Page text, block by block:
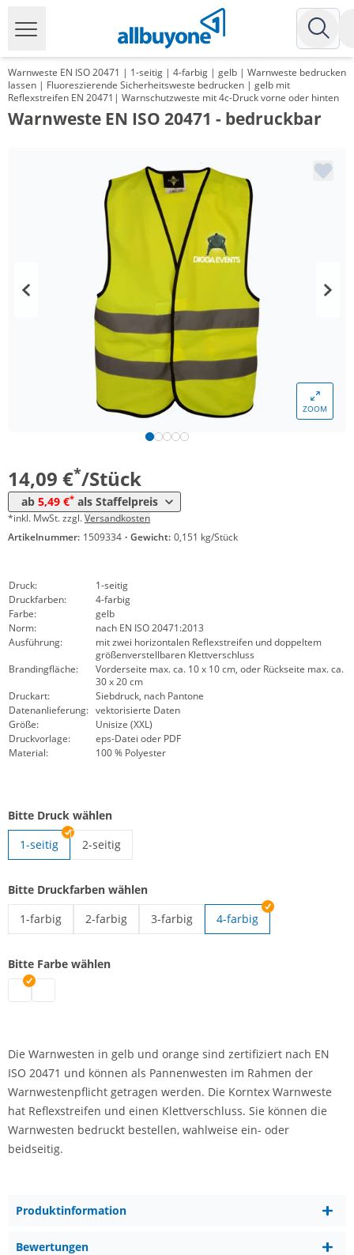
Warnweste EN ISO 20471 | 1-seitig | 4-farbig | gelb | Warnweste bedrucken
lassen | Fluoreszierende Sicherheitsweste bedrucken | gelb mit
Reflexstreifen EN 20471| Warnschutzweste mit 4c-Druck vorne oder hinten
Warnweste EN ISO 20471 - bedruckbar
ZOOM
14,09 €*/Stück
ab 5,49 €* als Staffelpreis
7,39 €*
ab 200 Stück 7,09 €
ab 300 Stück
*inkl. MwSt. zzgl.Versandkosten
Artikelnummer: 1509334 · Gewicht: 0,151 kg/Stück
Druck:
1-seitig
Druckfarben:
4-farbig
Farbe:
gelb
Norm:
nach EN ISO 20471:2013
Ausführung:
mit zwei horizontalen Reflexstreifen und doppeltem
größenverstellbaren Klettverschluss
Brandingfläche:
Vorderseite max. ca. 10 x 10 cm, oder Rückseite max. ca.
30 x 20 cm
Druckart:
Siebdruck, nach Pantone
Datenanlieferung: vektorisierte Daten
Größe:
Unisize (XXL)
Druckvorlage:
eps-Datei oder PDF
Material:
100 % Polyester
Bitte Druck wählen
1-seitig
2-seitig
Bitte Druckfarben wählen
1-farbig
2-farbig
3-farbig
4-farbig
Bitte Farbe wählen
Warnweste EN ISO 20471 | gelb
Warnweste EN ISO 20471 | orange
Die Warnwesten in gelb und orange sind zertifiziert nach EN
ISO 20471 und können als Pannenwesten im Rahmen der
Warnwestenpflicht getragen werden. Die Korntex Warnweste
hat Reflexstreifen und einen Klettverschluss. Sie können die
Warnwesten bedruckt bestellen, wahlweise ein- oder
beidseitig.
Produktinformation
Bewertungen